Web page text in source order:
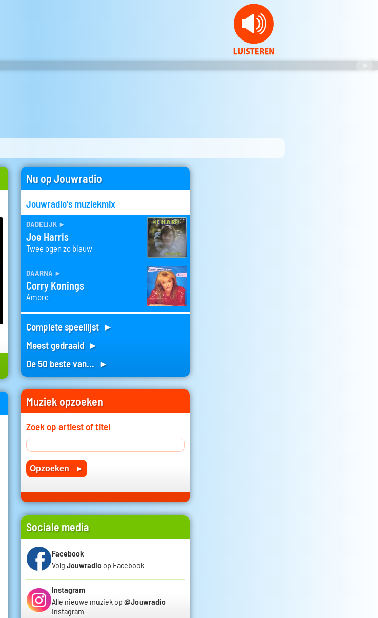
Nu op Jouwradio
Jouwradio's muziekmix
dadelijk ►
Joe Harris
Twee ogen zo blauw
daarna ►
Corry Konings
Amore
Complete speellijst ►
Meest gedraaid ►
De 50 beste van... ►
Muziek opzoeken
Zoek op artiest of titel
Sociale media
Facebook
Volg Jouwradio op Facebook
Instagram
Alle nieuwe muziek op @Jouwradio
Instagram